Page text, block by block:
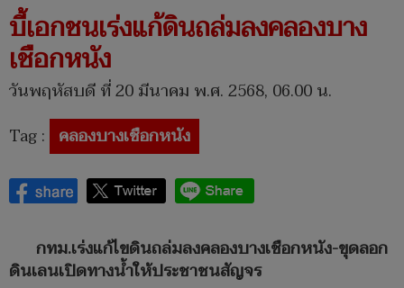
บี้เอกชนเร่งแก้ดินถล่มลงคลองบาง
เชือกหนัง
วันพฤหัสบดี ที่ 20 มีนาคม พ.ศ. 2568, 06.00 น.
Tag : คลองบางเชือกหนัง
กทม.เร่งแก้ไขดินถล่มลงคลองบางเชือกหนัง-ขุดลอก
ดินเลนเปิดทางน้ำให้ประชาชนสัญจร